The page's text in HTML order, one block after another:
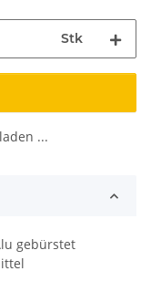
Stk
...
gebürstet